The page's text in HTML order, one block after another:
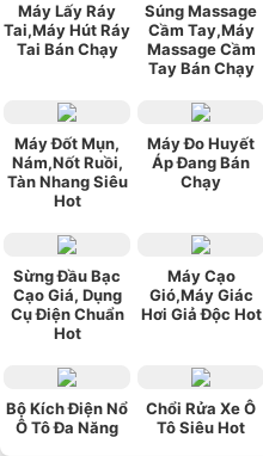
Máy Lấy Ráy
Tai,Máy Hút Ráy
Tai Bán Chạy
Súng Massage
Cầm Tay,Máy
Massage Cầm
Tay Bán Chạy
Máy Đốt Mụn,
Nám,Nốt Ruồi,
Tàn Nhang Siêu
Hot
Máy Đo Huyết
Áp Đang Bán
Chạy
Sừng Đầu Bạc
Cạo Giá, Dụng
Cụ Điện Chuẩn
Hot
Máy Cạo
Gió,Máy Giác
Hơi Giả Độc Hot
Bộ Kích Điện Nổ
Ô Tô Đa Năng
Chổi Rửa Xe Ô
Tô Siêu Hot